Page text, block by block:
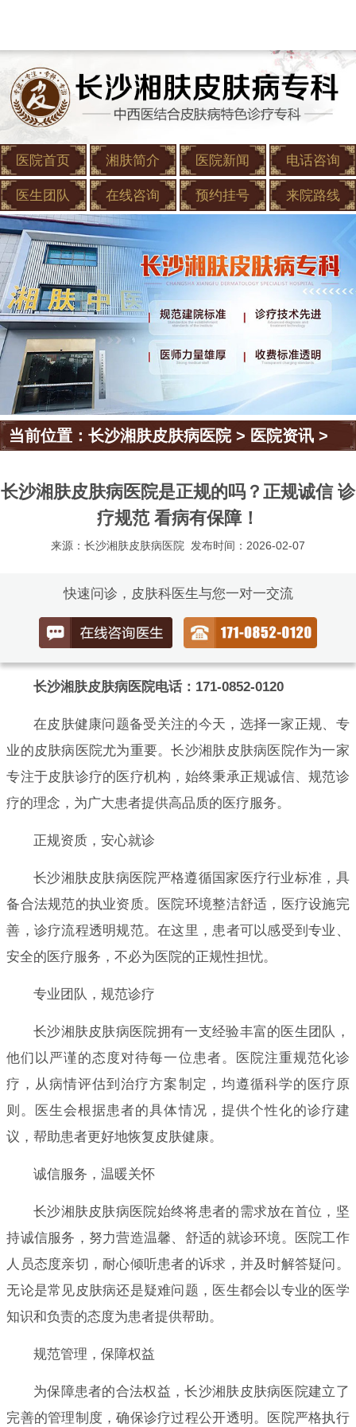
医院首页 湘肤简介 医院新闻 电话咨询
医生团队 在线咨询 预约挂号 来院路线
当前位置：长沙湘肤皮肤病医院> 医院资讯 >
长沙湘肤皮肤病医院是正规的吗？正规诚信 诊
疗规范 看病有保障！
来源：长沙湘肤皮肤病医院 发布时间：2026-02-07
快速问诊，皮肤科医生与您一对一交流
长沙湘肤皮肤病医院电话：171-0852-0120
在皮肤健康问题备受关注的今天，选择一家正规、专
业的皮肤病医院尤为重要。长沙湘肤皮肤病医院作为一家
专注于皮肤诊疗的医疗机构，始终秉承正规诚信、规范诊
疗的理念，为广大患者提供高品质的医疗服务。
正规资质，安心就诊
长沙湘肤皮肤病医院严格遵循国家医疗行业标准，具
备合法规范的执业资质。医院环境整洁舒适，医疗设施完
善，诊疗流程透明规范。在这里，患者可以感受到专业、
安全的医疗服务，不必为医院的正规性担忧。
专业团队，规范诊疗
长沙湘肤皮肤病医院拥有一支经验丰富的医生团队，
他们以严谨的态度对待每一位患者。医院注重规范化诊
疗，从病情评估到治疗方案制定，均遵循科学的医疗原
则。医生会根据患者的具体情况，提供个性化的诊疗建
议，帮助患者更好地恢复皮肤健康。
诚信服务，温暖关怀
长沙湘肤皮肤病医院始终将患者的需求放在首位，坚
持诚信服务，努力营造温馨、舒适的就诊环境。医院工作
人员态度亲切，耐心倾听患者的诉求，并及时解答疑问。
无论是常见皮肤病还是疑难问题，医生都会以专业的医学
知识和负责的态度为患者提供帮助。
规范管理，保障权益
为保障患者的合法权益，长沙湘肤皮肤病医院建立了
完善的管理制度，确保诊疗过程公开透明。医院严格执行